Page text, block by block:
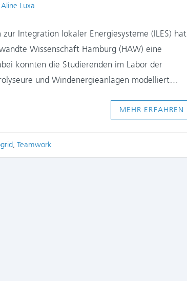
Authors
Aline Luxa
Integration lokaler Energiesysteme (ILES) hat
Wissenschaft Hamburg (HAW) eine
konnten die Studierenden im Labor der
und Windenergieanlagen modelliert…
MEHR ERFAHREN
, Teamwork